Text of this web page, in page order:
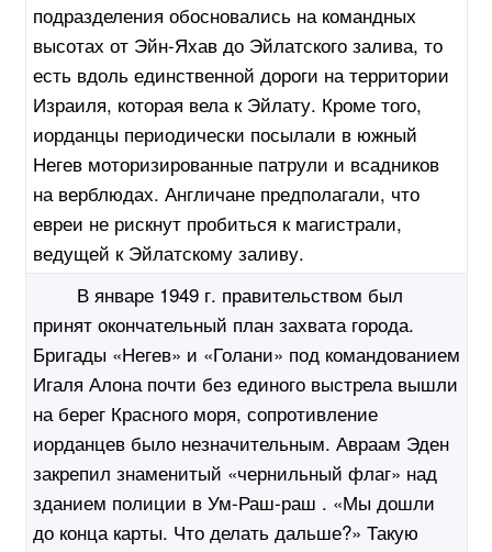
подразделения обосновались на командных
высотах от Эйн-Яхав до Эйлатского залива, то
есть вдоль единственной дороги на территории
Израиля, которая вела к Эйлату. Кроме того,
иорданцы периодически посылали в южный
Негев моторизированные патрули и всадников
на верблюдах. Англичане предполагали, что
евреи не рискнут пробиться к магистрали,
ведущей к Эйлатскому заливу.
В январе 1949 г. правительством был
принят окончательный план захвата города.
Бригады «Негев» и «Голани» под командованием
Игаля Алона почти без единого выстрела вышли
на берег Красного моря, сопротивление
иорданцев было незначительным. Авраам Эден
закрепил знаменитый «чернильный флаг» над
зданием полиции в Ум-Раш-раш . «Мы дошли
до конца карты. Что делать дальше?» Такую